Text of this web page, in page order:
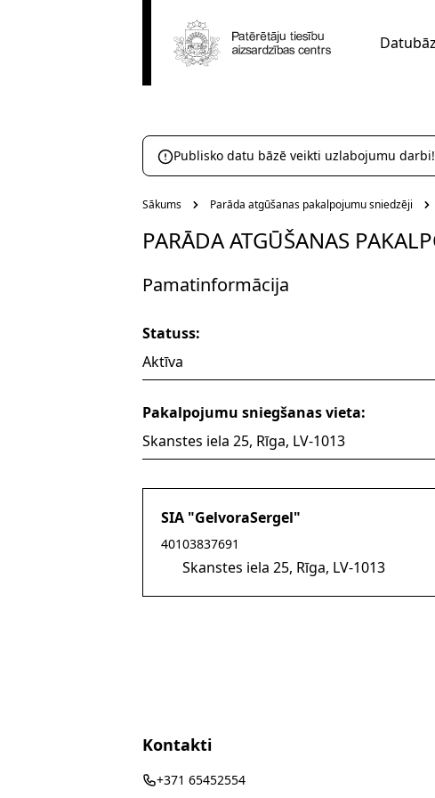
Publisko datu bāzē veikti uzlabojumu
Sākums Parāda atgūšanas pakalpojumu sniedzēji
PARĀDA ATGŪŠANAS
Pamatinformācija
Statuss:
Aktīva
Pakalpojumu sniegšanas vieta:
Skanstes iela 25, Rīga, LV-1013
SIA "GelvoraSergel"
40103837691
Skanstes iela 25, Rīga, LV-1013
Kontakti
+371 65452554